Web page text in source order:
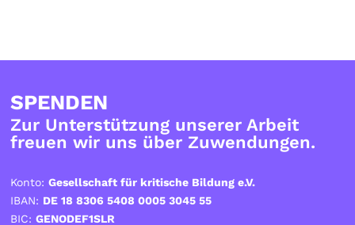
SPENDEN
Zur Unterstützung unserer Arbeit
freuen wir uns über Zuwendungen.
Konto:Gesellschaft für kritische Bildung e.V.
IBAN: DE 18 8306 5408 0005 3045 55
BIC:GENODEF1SLR